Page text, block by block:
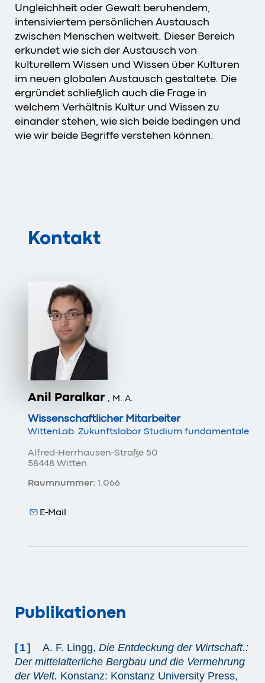
Ungleichheit oder Gewalt beruhendem,
intensiviertem persönlichen Austausch
zwischen Menschen weltweit. Dieser Bereich
erkundet wie sich der Austausch von
kulturellem Wissen und Wissen über Kulturen
im neuen globalen Austausch gestaltete. Die
ergründet schließlich auch die Frage in
welchem Verhältnis Kultur und Wissen zu
einander stehen, wie sich beide bedingen und
wie wir beide Begriffe verstehen können.
Kontakt
Anil Paralkar , M. A.
Wissenschaftlicher Mitarbeiter
WittenLab. Zukunftslabor Studium fundamentale
E-Mail
Alfred-Herrhausen-Straße 50
58448 Witten
Raumnummer: 1.066
Publikationen
[1] A. F. Lingg,Die Entdeckung der Wirtschaft.:
Der mittelalterliche Bergbau und die Vermehrung
der Welt. Konstanz: Konstanz University Press,